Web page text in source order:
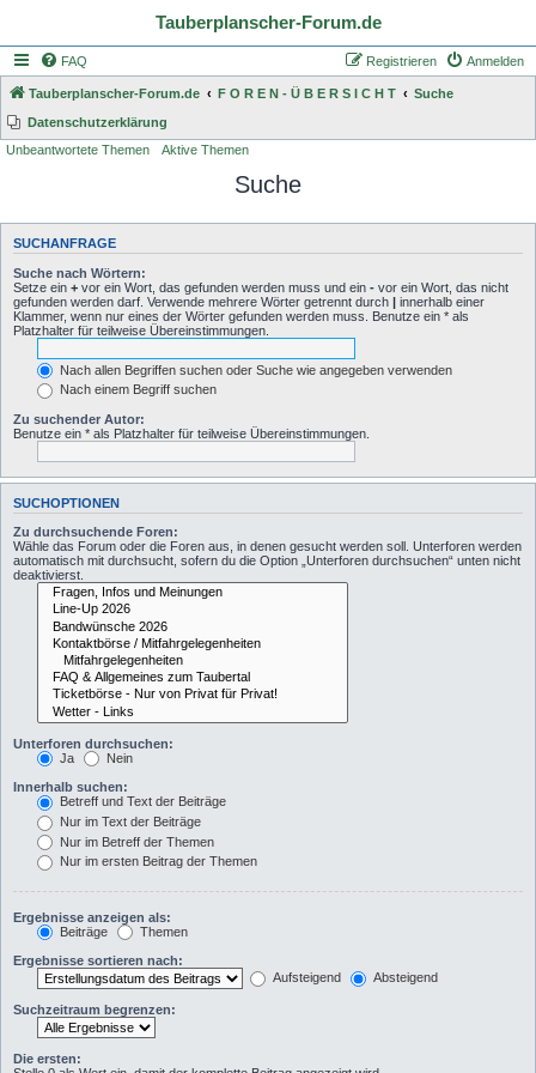
Tauberplanscher-Forum.de
FAQ Anmelden
Registrieren
Tauberplanscher-Forum.de F O R E N - Ü B E R S I C H T
Suche
Datenschutzerklärung
Unbeantwortete Themen
Aktive Themen
Suche
SUCHANFRAGE
Suche nach Wörtern:
Setze ein + vor ein Wort, das gefunden werden muss und ein - vor ein Wort, das nicht
gefunden werden darf. Verwende mehrere Wörter getrennt durch | innerhalb einer
Klammer, wenn nur eines der Wörter gefunden werden muss. Benutze ein * als
Platzhalter für teilweise Übereinstimmungen.
Nach allen Begriffen suchen oder Suche wie angegeben verwenden
Nach einem Begriff suchen
Zu suchender Autor:
Benutze ein * als Platzhalter für teilweise Übereinstimmungen.
SUCHOPTIONEN
Zu durchsuchende Foren:
Wähle das Forum oder die Foren aus, in denen gesucht werden soll. Unterforen werden
automatisch mit durchsucht, sofern du die Option „Unterforen durchsuchen“ unten nicht
deaktivierst.
Unterforen durchsuchen:
Ja
Nein
Innerhalb suchen:
Betreff und Text der Beiträge
Nur im Text der Beiträge
Nur im Betreff der Themen
Nur im ersten Beitrag der Themen
Ergebnisse anzeigen als:
Beiträge
Themen
Ergebnisse sortieren nach:
Aufsteigend
Absteigend
Suchzeitraum begrenzen:
Die ersten: